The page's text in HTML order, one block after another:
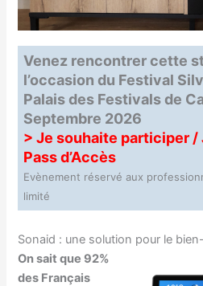
Venez rencontrer cette
l’occasion du Festival
Palais des Festivals de
Septembre 2026
> Je souhaite participer /
Pass d’Accès
Evènement réservé aux
limité
Sonaid : une solution pour le
On sait que 92%
des Français